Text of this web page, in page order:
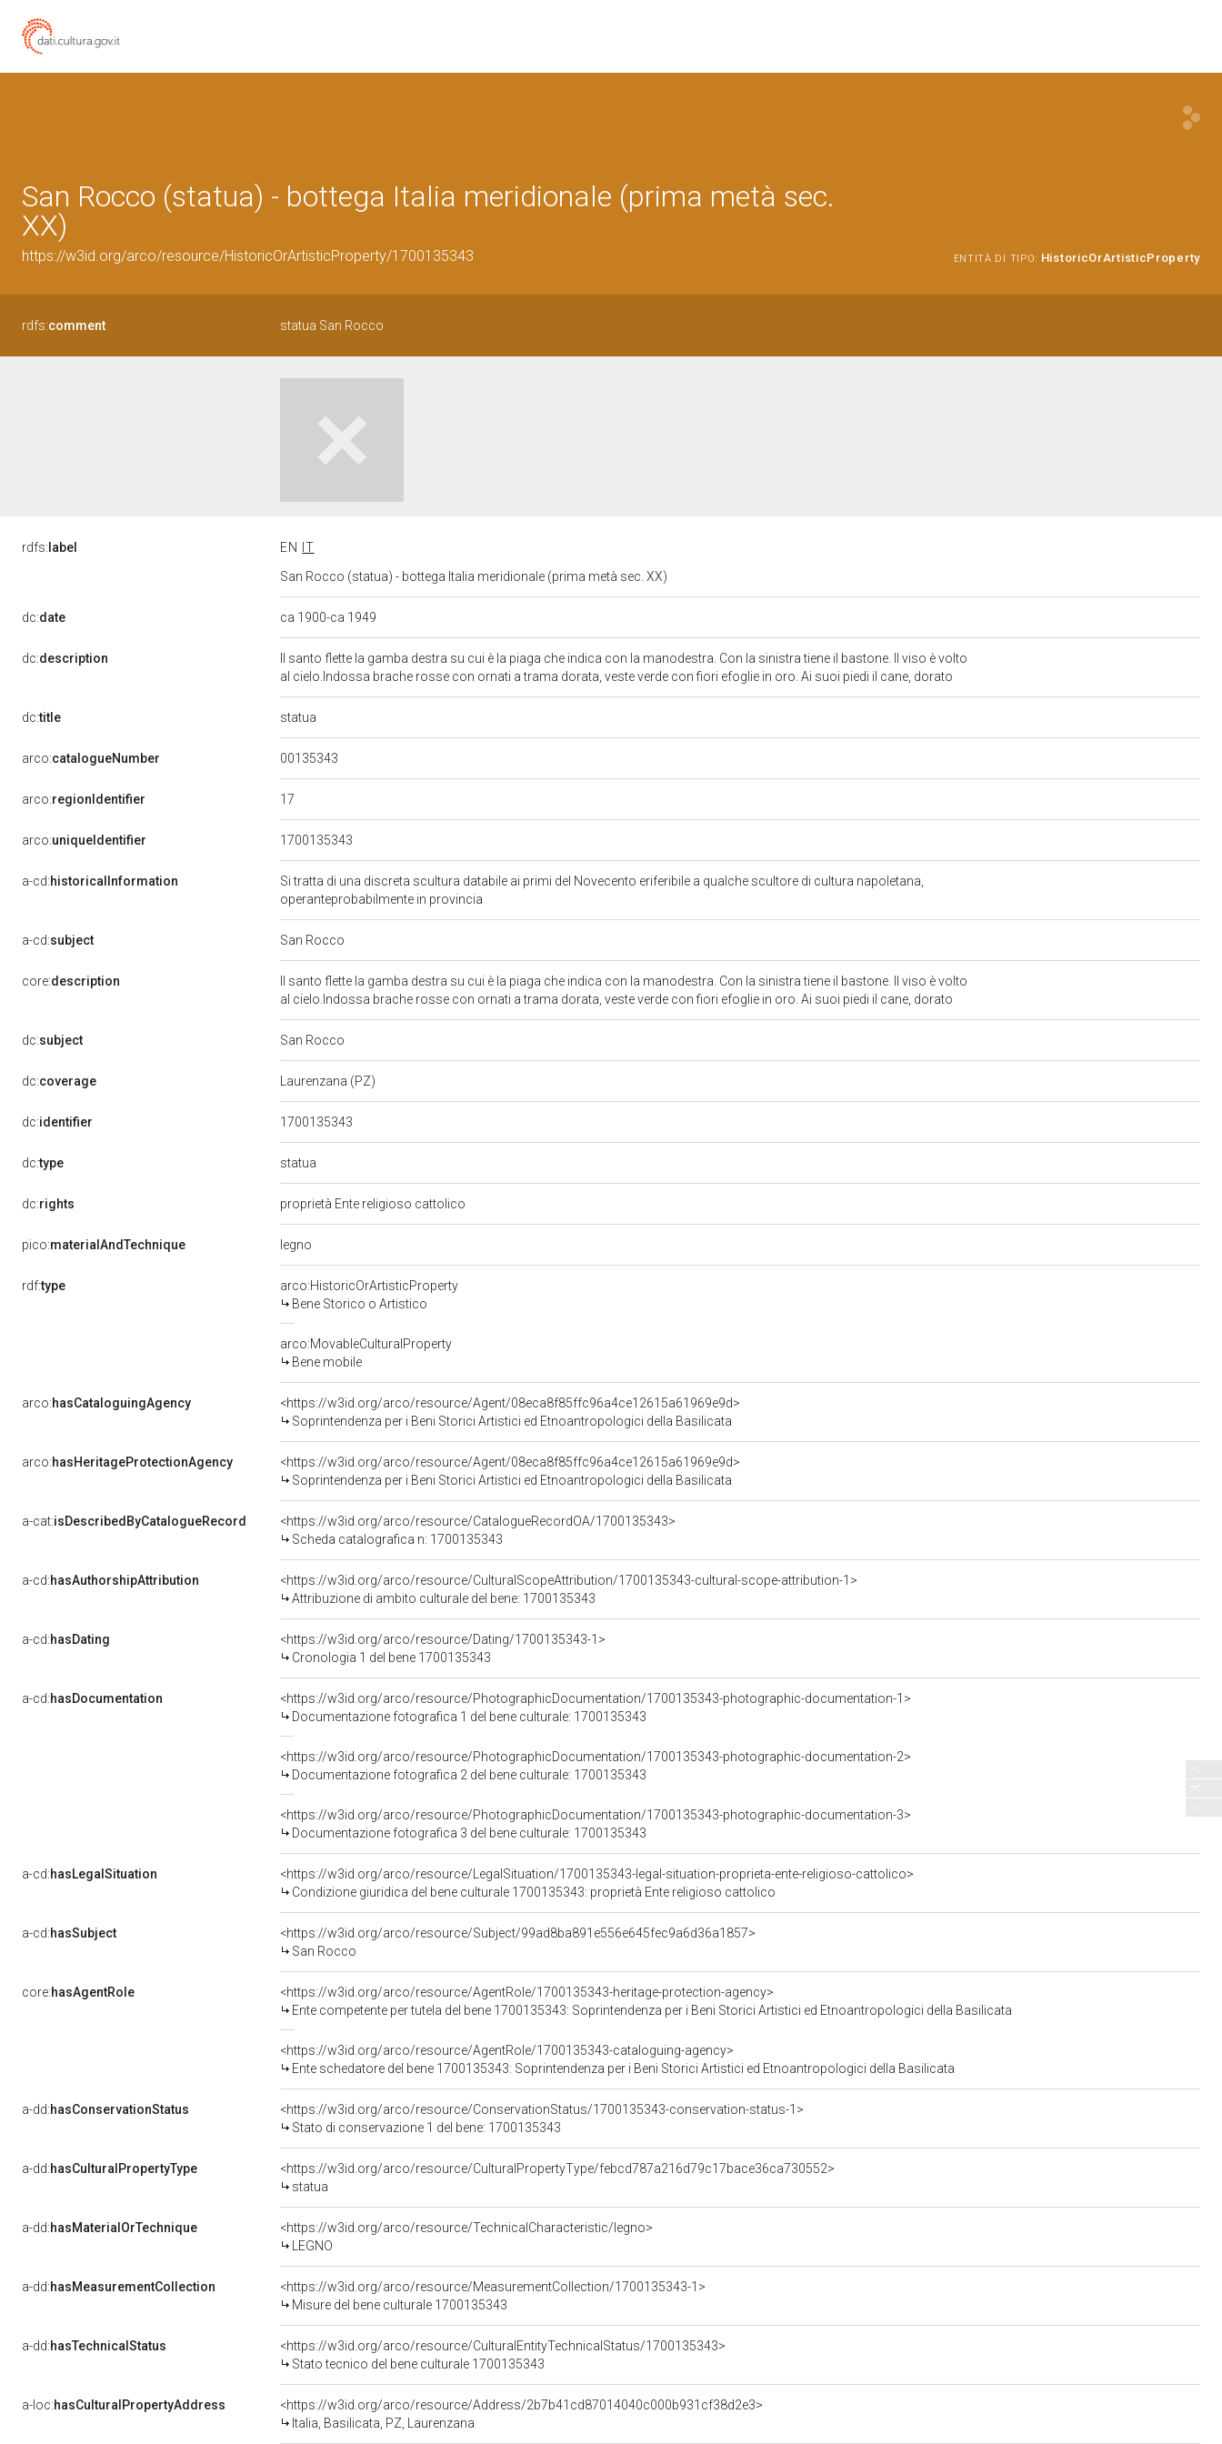
San Rocco (statua) - bottega Italia meridionale (prima metà sec.
XX)
https://w3id.org/arco/resource/HistoricOrArtisticProperty/1700135343 ENTITÀ DI TIPO: HistoricOrArtisticProperty
rdfs:comment statua San Rocco
rdfs: label EN
IT
San Rocco (statua) - bottega Italia meridionale (prima metà sec. XX)
dc:date ca 1900-ca 1949
dc:description
Il santo flette la gamba destra su cui è la piaga che indica con la manodestra. Con la sinistra tiene il bastone. Il viso è volto
al cielo.Indossa brache rosse con ornati a trama dorata, veste verde con fiori efoglie in oro. Ai suoi piedi il cane, dorato
dc:title statua
arco:catalogueNumber 00135343
arco:regionIdentifier 17
arco:uniqueIdentifier 1700135343
a-cd:historicalInformation
Si tratta di una discreta scultura databile ai primi del Novecento eriferibile a qualche scultore di cultura napoletana,
operanteprobabilmente in provincia
a-cd:subject San Rocco
core:description
Il santo flette la gamba destra su cui è la piaga che indica con la manodestra. Con la sinistra tiene il bastone. Il viso è volto
al cielo.Indossa brache rosse con ornati a trama dorata, veste verde con fiori efoglie in oro. Ai suoi piedi il cane, dorato
dc:subject San Rocco
dc:coverage Laurenzana (PZ)
dc:identifier 1700135343
dc:type statua
dc:rights proprietà Ente religioso cattolico
pico:materialAndTechnique legno
rdf:type
arco:HistoricOrArtisticProperty
Bene Storico o Artistico
arco:MovableCulturalProperty
Bene mobile
arco:hasCataloguingAgency
<https://w3id.org/arco/resource/Agent/08eca8f85ffc96a4ce12615a61969e9d>
Soprintendenza per i Beni Storici Artistici ed Etnoantropologici della Basilicata
arco:hasHeritageProtectionAgency
<https://w3id.org/arco/resource/Agent/08eca8f85ffc96a4ce12615a61969e9d>
Soprintendenza per i Beni Storici Artistici ed Etnoantropologici della Basilicata
a-cat:isDescribedByCatalogueRecord
<https://w3id.org/arco/resource/CatalogueRecordOA/1700135343>
Scheda catalografica n: 1700135343
a-cd:hasAuthorshipAttribution
<https://w3id.org/arco/resource/CulturalScopeAttribution/1700135343-cultural-scope-attribution-1>
Attribuzione di ambito culturale del bene: 1700135343
a-cd:hasDating
<https://w3id.org/arco/resource/Dating/1700135343-1>
Cronologia 1 del bene 1700135343
a-cd:hasDocumentation
<https://w3id.org/arco/resource/PhotographicDocumentation/1700135343-photographic-documentation-1>
Documentazione fotografica 1 del bene culturale: 1700135343
<https://w3id.org/arco/resource/PhotographicDocumentation/1700135343-photographic-documentation-2>
Documentazione fotografica 2 del bene culturale: 1700135343
<https://w3id.org/arco/resource/PhotographicDocumentation/1700135343-photographic-documentation-3>
Documentazione fotografica 3 del bene culturale: 1700135343
a-cd:hasLegalSituation
<https://w3id.org/arco/resource/LegalSituation/1700135343-legal-situation-proprieta-ente-religioso-cattolico>
Condizione giuridica del bene culturale 1700135343: proprietà Ente religioso cattolico
a-cd:hasSubject
<https://w3id.org/arco/resource/Subject/99ad8ba891e556e645fec9a6d36a1857>
San Rocco
core:hasAgentRole
<https://w3id.org/arco/resource/AgentRole/1700135343-heritage-protection-agency>
Ente competente per tutela del bene 1700135343: Soprintendenza per i Beni Storici Artistici ed Etnoantropologici della Basilicata
<https://w3id.org/arco/resource/AgentRole/1700135343-cataloguing-agency>
Ente schedatore del bene 1700135343: Soprintendenza per i Beni Storici Artistici ed Etnoantropologici della Basilicata
a-dd:hasConservationStatus
<https://w3id.org/arco/resource/ConservationStatus/1700135343-conservation-status-1>
Stato di conservazione 1 del bene: 1700135343
a-dd:hasCulturalPropertyType
<https://w3id.org/arco/resource/CulturalPropertyType/febcd787a216d79c17bace36ca730552>
statua
a-dd:hasMaterialOrTechnique
<https://w3id.org/arco/resource/TechnicalCharacteristic/legno>
LEGNO
a-dd:hasMeasurementCollection
<https://w3id.org/arco/resource/MeasurementCollection/1700135343-1>
Misure del bene culturale 1700135343
a-dd:hasTechnicalStatus
<https://w3id.org/arco/resource/CulturalEntityTechnicalStatus/1700135343>
Stato tecnico del bene culturale 1700135343
a-loc:hasCulturalPropertyAddress
<https://w3id.org/arco/resource/Address/2b7b41cd87014040c000b931cf38d2e3>
Italia, Basilicata, PZ, Laurenzana